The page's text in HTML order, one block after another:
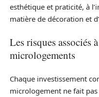
esthétique et praticité, à
matière de décoration et
Les risques associés
micrologements
Chaque investissement
micrologement ne fait